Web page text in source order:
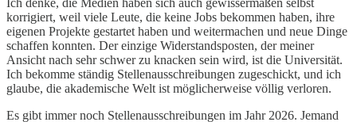
korrigiert, weil viele Leute, die keine Jobs bekommen haben, ihre
eigenen Projekte gestartet haben und weitermachen und neue Dinge
schaffen konnten. Der einzige Widerstandsposten, der meiner
Ansicht nach sehr schwer zu knacken sein wird, ist die Universität.
Ich bekomme ständig Stellenausschreibungen zugeschickt, und ich
glaube, die akademische Welt ist möglicherweise völlig verloren.
Es gibt immer noch Stellenausschreibungen im Jahr 2026. Jemand